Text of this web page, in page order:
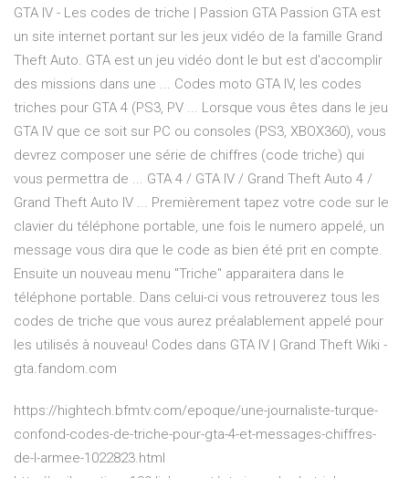
GTA IV - Les codes de triche | Passion GTA Passion GTA est
un site internet portant sur les jeux vidéo de la famille Grand
Theft Auto. GTA est un jeu vidéo dont le but est d'accomplir
des missions dans une ... Codes moto GTA IV, les codes
triches pour GTA 4 (PS3, PV ... Lorsque vous êtes dans le jeu
GTA IV que ce soit sur PC ou consoles (PS3, XBOX360), vous
devrez composer une série de chiffres (code triche) qui
vous permettra de ... GTA 4 / GTA IV / Grand Theft Auto 4 /
Grand Theft Auto IV ... Premièrement tapez votre code sur le
clavier du téléphone portable, une fois le numero appelé, un
message vous dira que le code as bien été prit en compte.
Ensuite un nouveau menu "Triche" apparaitera dans le
téléphone portable. Dans celui-ci vous retrouverez tous les
codes de triche que vous aurez préalablement appelé pour
les utilisés à nouveau! Codes dans GTA IV | Grand Theft Wiki -
gta.fandom.com
https://hightech.bfmtv.com/epoque/une-journaliste-turque-
confond-codes-de-triche-pour-gta-4-et-messages-chiffres-
de-l-armee-1022823.html